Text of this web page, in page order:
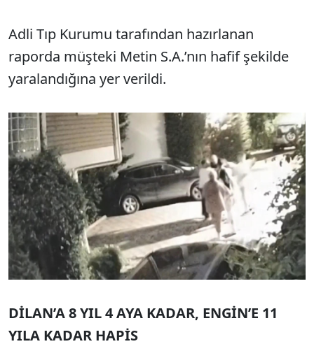
Adli Tıp Kurumu tarafından hazırlanan
raporda müşteki Metin S.A.’nın hafif şekilde
yaralandığına yer verildi.
DİLAN’A 8 YIL 4 AYA KADAR, ENGİN’E 11
YILA KADAR HAPİS